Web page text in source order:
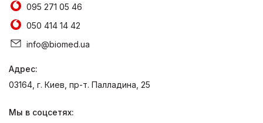
095 271 05 46
050 414 14 42
info@biomed.ua
Адрес:
03164, г. Киев, пр-т. Палладина, 25
Мы в соцсетях: